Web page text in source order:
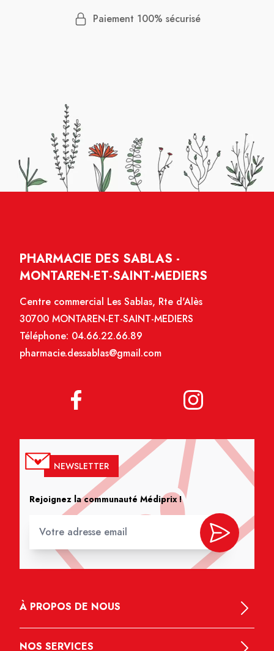
Paiement 100% sécurisé
PHARMACIE DES SABLAS -
MONTAREN-ET-SAINT-MEDIERS
Centre commercial Les Sablas, Rte d'Alès
30700 MONTAREN-ET-SAINT-MEDIERS
Téléphone: 04.66.22.66.89
pharmacie.dessablas@gmail.com
NEWSLETTER
Rejoignez la communauté Médiprix !
À PROPOS DE NOUS
NOS SERVICES